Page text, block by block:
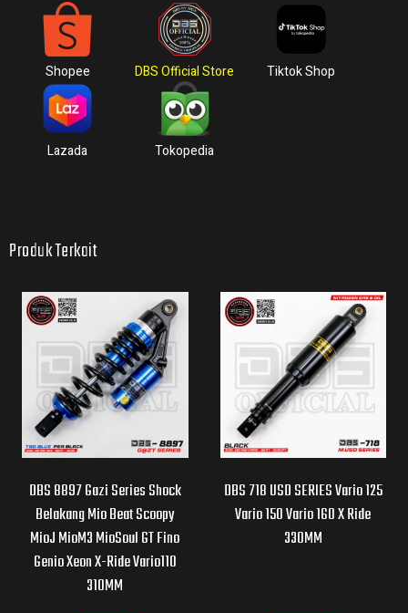
Shopee DBS Official Store Tiktok Shop
Lazada Tokopedia
Produk Terkait
DBS 8897 Gazi Series Shock
Belakang Mio Beat Scoopy
MioJ MioM3 MioSoul GT Fino
Genio Xeon X-Ride Vario110
310MM
DBS 718 USD SERIES Vario 125
Vario 150 Vario 160 X Ride
330MM